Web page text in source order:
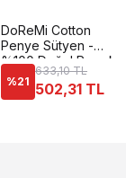
DoReMi Cotton
Penye Sütyen -
%100 Doğal Pamuk
%21
633,10 TL
502,31 TL